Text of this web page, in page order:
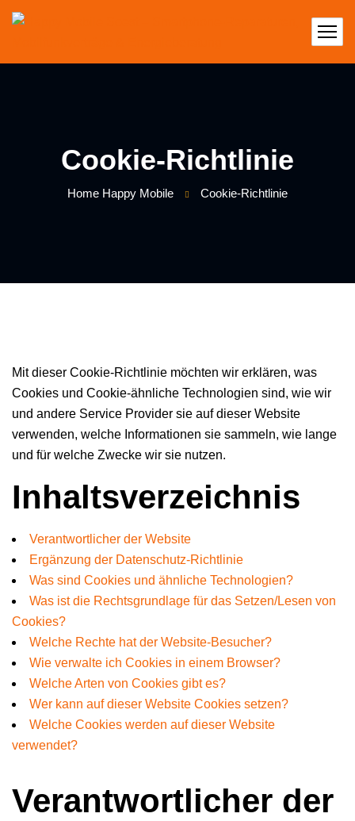
Cookie-Richtlinie
Home Happy Mobile Cookie-Richtlinie
Mit dieser Cookie-Richtlinie möchten wir erklären, was
Cookies und Cookie-ähnliche Technologien sind, wie wir
und andere Service Provider sie auf dieser Website
verwenden, welche Informationen sie sammeln, wie lange
und für welche Zwecke wir sie nutzen.
Inhaltsverzeichnis
Verantwortlicher der Website
Ergänzung der Datenschutz-Richtlinie
Was sind Cookies und ähnliche Technologien?
Was ist die Rechtsgrundlage für das Setzen/Lesen von
Cookies?
Welche Rechte hat der Website-Besucher?
Wie verwalte ich Cookies in einem Browser?
Welche Arten von Cookies gibt es?
Wer kann auf dieser Website Cookies setzen?
Welche Cookies werden auf dieser Website
verwendet?
Verantwortlicher der